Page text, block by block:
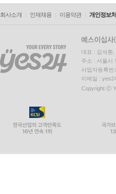
회사소개 인재채용 이용약관 개인정보
대표 : 김석환,
주소 : 서울시
사업자등록
이메일 :
Copyright ⓒ